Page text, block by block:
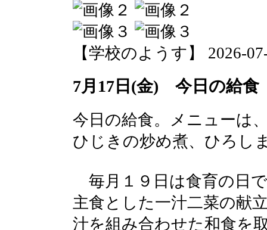
【学校のようす】 2026-
7月17日(金) 今日の給食
今日の給食。メニューは
ひじきの炒め煮、ひろし
毎月１９日は食育の日
主食とした一汁二菜の献
汁を組み合わせた和食を